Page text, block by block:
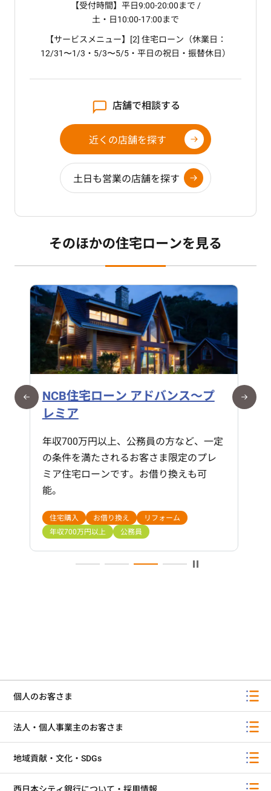
【受付時間】平日9:00-20:00まで /
土・日10:00-17:00まで
【サービスメニュー】[2] 住宅ローン（休業日：
12/31〜1/3・5/3〜5/5・平日の祝日・振替休日）
店舗で相談する
近くの店舗を探す
土日も営業の店舗を探す
そのほかの住宅ローンを見る
NCB建築名人
ォーム資金も一緒に申し込みできます。
住宅購入 リフォーム
個人のお客さま
法人・個人事業主のお客さま
地域貢献・文化・SDGs